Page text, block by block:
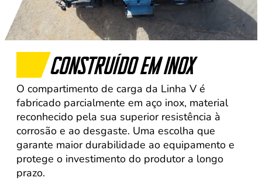
CONSTRUÍDO EM INOX
O compartimento de carga da Linha V é
fabricado parcialmente em aço inox, material
reconhecido pela sua superior resistência à
corrosão e ao desgaste. Uma escolha que
garante maior durabilidade ao equipamento e
protege o investimento do produtor a longo
prazo.